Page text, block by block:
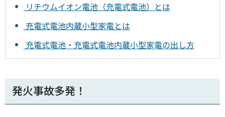
リチウムイオン電池（充電式電池）とは
充電式電池内蔵小型家電とは
充電式電池・充電式電池内蔵小型家電の出し方
発火事故多発！